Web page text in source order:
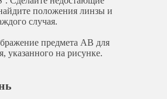
положения линзы и
случая.
предмета АВ для
указанного на рисунке.